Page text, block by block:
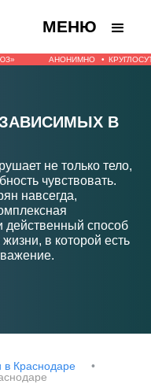
МЕНЮ
АНОНИМНО •
В
не только тело,
чувствовать.
навсегда,
способ
в которой есть
в Краснодаре
•